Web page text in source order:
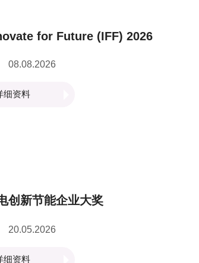
for Future (IFF) 2026
08.08.2026
细资料
创新节能企业大奖
20.05.2026
细资料